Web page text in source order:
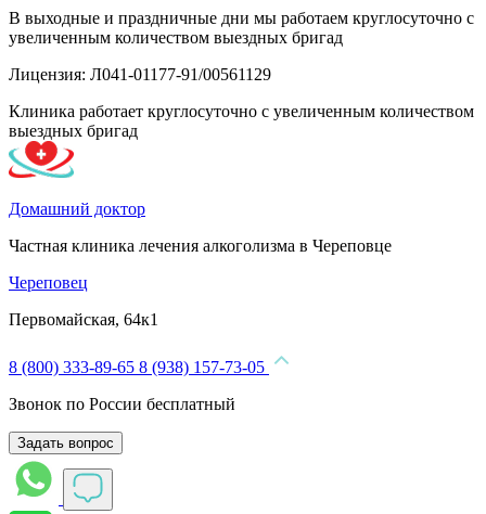
В выходные и праздничные дни мы работаем круглосуточно с
увеличенным количеством выездных бригад
Лицензия: Л041-01177-91/00561129
Клиника работает круглосуточно с увеличенным количеством
выездных бригад
Домашний доктор
Частная клиника лечения алкоголизма в Череповце
Череповец
Первомайская, 64к1
8 (800) 333-89-65 8 (938) 157-73-05
Звонок по России бесплатный
Задать вопрос